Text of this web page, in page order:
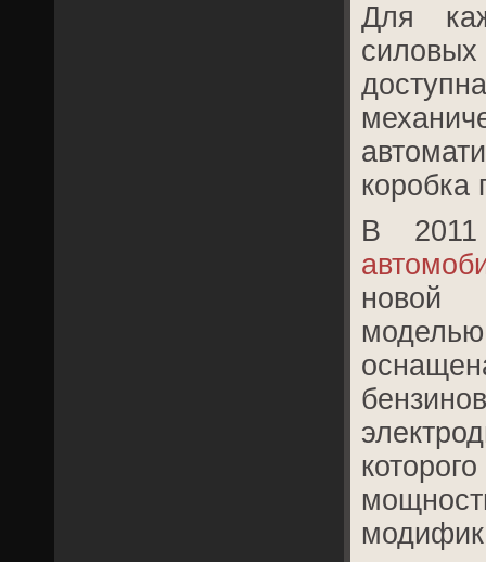
Для
коробка
В 2011
новой